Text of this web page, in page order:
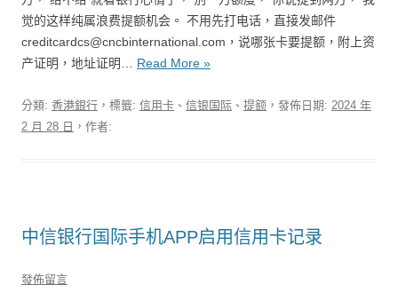
觉的这样纯属浪费提额机会。 不用先打电话，直接发邮件
creditcardcs@cncbinternational.com，说哪张卡要提额，附上资
产证明，地址证明… Read More »
分類: 香港銀行 ，標籤: 信用卡 、 信银国际 、 提额 ，發佈日期: 2024 年
2 月 28 日 ，作者:
中信银行国际手机APP启用信用卡记录
發佈留言